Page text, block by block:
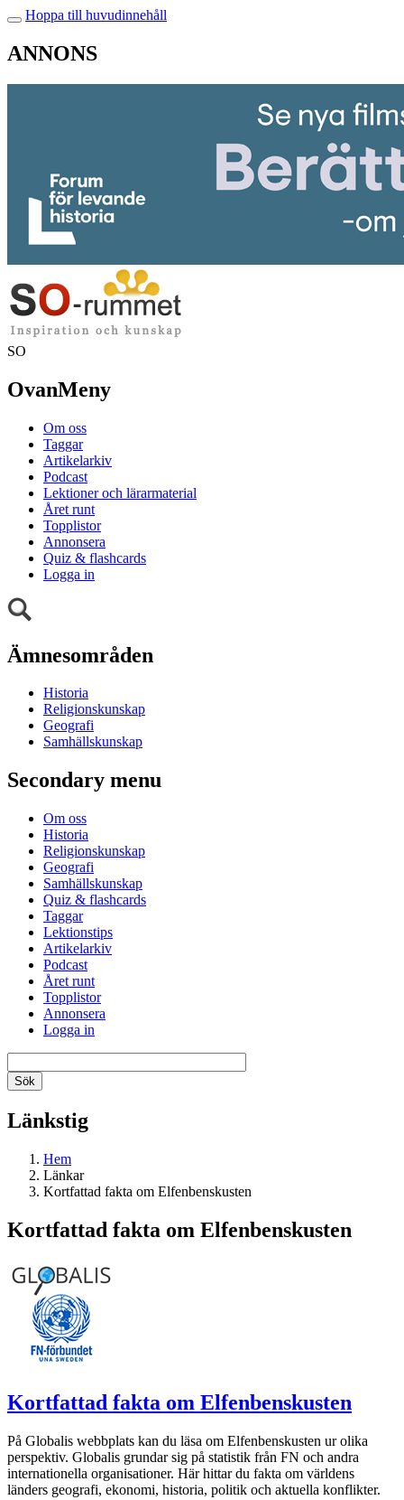
Hoppa till huvudinnehåll
ANNONS
SO
OvanMeny
Om oss
Taggar
Artikelarkiv
Podcast
Lektioner och lärarmaterial
Året runt
Topplistor
Annonsera
Quiz & flashcards
Logga in
Ämnesområden
Historia
Religionskunskap
Geografi
Samhällskunskap
Secondary menu
Om oss
Historia
Religionskunskap
Geografi
Samhällskunskap
Quiz & flashcards
Taggar
Lektionstips
Artikelarkiv
Podcast
Året runt
Topplistor
Annonsera
Logga in
Länkstig
Hem
Länkar
Kortfattad fakta om Elfenbenskusten
Kortfattad fakta om Elfenbenskusten
Kortfattad fakta om Elfenbenskusten
På Globalis webbplats kan du läsa om Elfenbenskusten ur olika
perspektiv. Globalis grundar sig på statistik från FN och andra
internationella organisationer. Här hittar du fakta om världens
länders geografi, ekonomi, historia, politik och aktuella konflikter.